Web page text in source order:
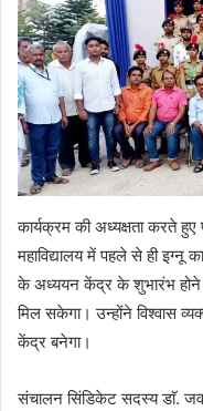
कार्यक्रम की अध्यक्षता करते हुए
महाविद्यालय में पहले से ही
के अध्ययन केंद्र के शुभारंभ होने से
मिल सकेगा। उन्होंने विश्वास
केंद्र बनेगा।
संचालन सिंडिकेट सदस्य डाॅ.